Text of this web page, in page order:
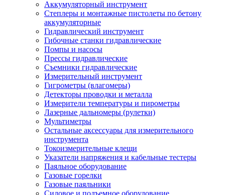
Аккумуляторный инструмент
Степлеры и монтажные пистолеты по бетону
аккумуляторные
Гидравлический инструмент
Гибочные станки гидравлические
Помпы и насосы
Прессы гидравлические
Съемники гидравлические
Измерительный инструмент
Гигрометры (влагомеры)
Детекторы проводки и металла
Измерители температуры и пирометры
Лазерные дальномеры (рулетки)
Мультиметры
Остальные аксессуары для измерительного
инструмента
Токоизмерительные клещи
Указатели напряжения и кабельные тестеры
Паяльное оборудование
Газовые горелки
Газовые паяльники
Силовое и подъемное оборудование